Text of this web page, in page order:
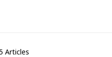
Articles